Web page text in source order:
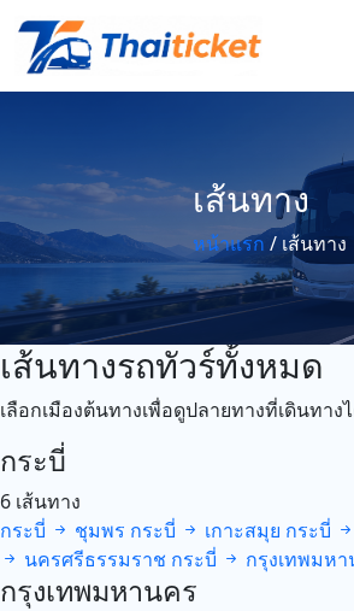
เส้นทาง
หน้าแรก / เส้นทาง
เส้นทางรถทัวร์ทั้งหมด
เลือกเมืองต้นทางเพื่อดูปลายทางที่เดินทาง
กระบี่
6 เส้นทาง
กระบี่
ชุมพร กระบี่ เกาะสมุย กระบี่
นครศรีธรรมราช กระบี่ กรุงเทพมห
กรุงเทพมหานคร